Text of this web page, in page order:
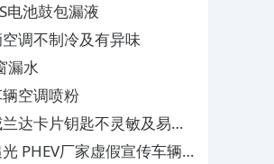
电池鼓包漏液
调不制冷及有异味
漏水
空调喷粉
达卡片钥匙不灵敏及易消
PHEV厂家虚假宣传车辆配